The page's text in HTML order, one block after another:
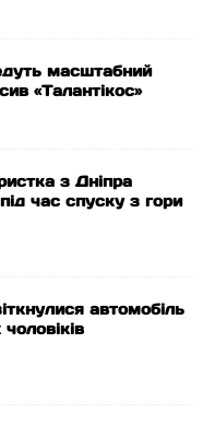
масштабний
«Талантікос»
з Дніпра
час спуску з гори
автомобіль